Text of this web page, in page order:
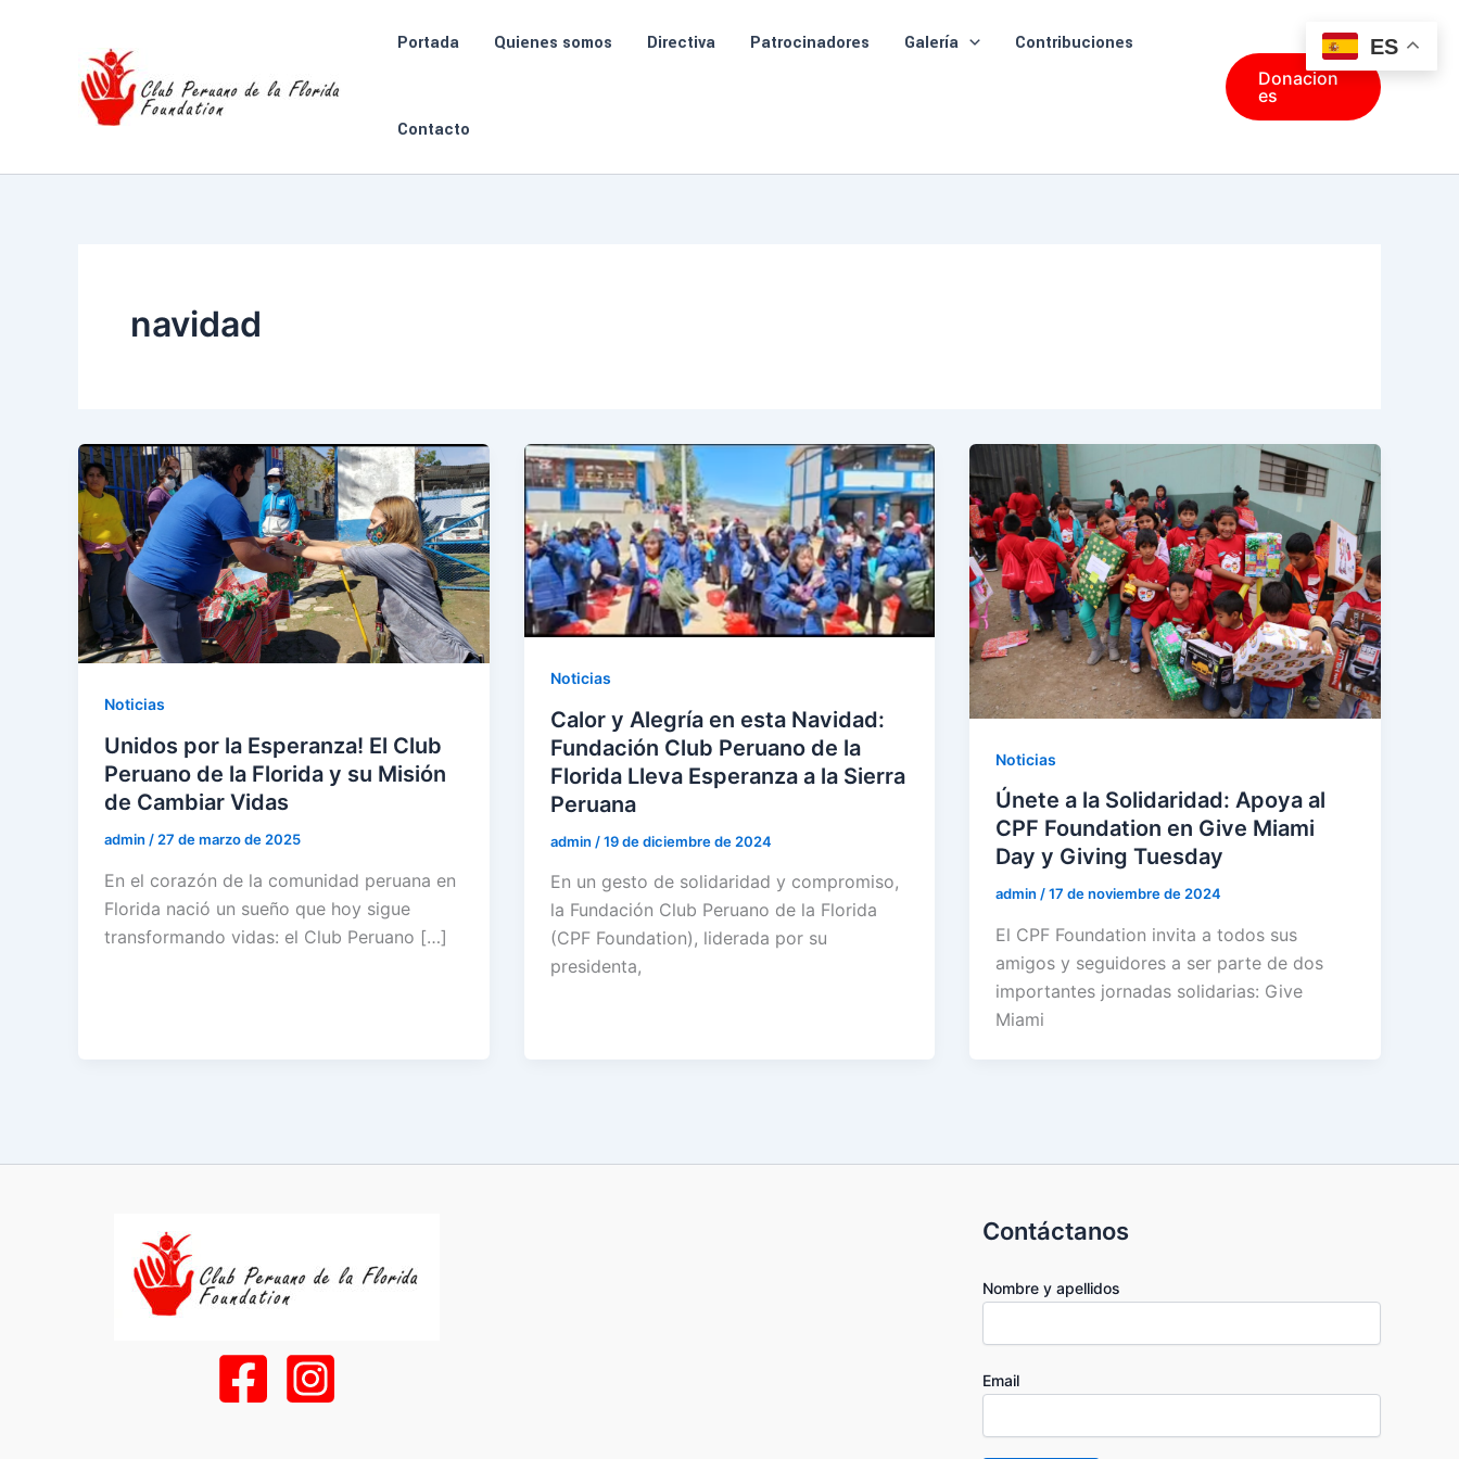
Portada Quienes somos Directiva Patrocinadores Galería Contribuciones
Contacto
Donacion
es
navidad
Noticias
Unidos por la Esperanza! El Club
Peruano de la Florida y su Misión
de Cambiar Vidas
admin / 27 de marzo de 2025
En el corazón de la comunidad peruana en
Florida nació un sueño que hoy sigue
transformando vidas: el Club Peruano […]
Noticias
Calor y Alegría en esta Navidad:
Fundación Club Peruano de la
Florida Lleva Esperanza a la Sierra
Peruana
admin /19 de diciembre de 2024
En un gesto de solidaridad y compromiso,
la Fundación Club Peruano de la Florida
(CPF Foundation), liderada por su
presidenta,
Noticias
Únete a la Solidaridad: Apoya al
CPF Foundation en Give Miami
Day y Giving Tuesday
admin/17 de noviembre de 2024
El CPF Foundation invita a todos sus
amigos y seguidores a ser parte de dos
importantes jornadas solidarias: Give
Miami
Contáctanos
Nombre y apellidos
Email
ES